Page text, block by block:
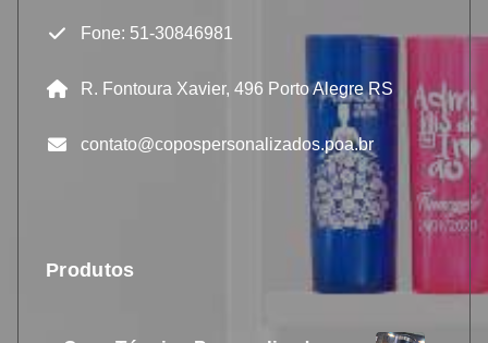
Fone: 51-30846981
R. Fontoura Xavier, 496 Porto Alegre RS
contato@copospersonalizados.poa.br
Produtos